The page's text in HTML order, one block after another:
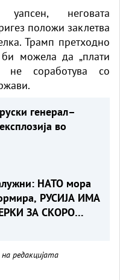
неговата
положи заклетва
Трамп претходно
можела да „плати
не соработува со
генерал–
во
НАТО мора
РУСИЈА ИМА
ЗА СКОРО
редакцијата